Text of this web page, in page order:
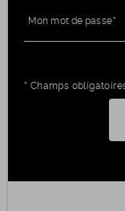
* Champs
Mon mot de passe